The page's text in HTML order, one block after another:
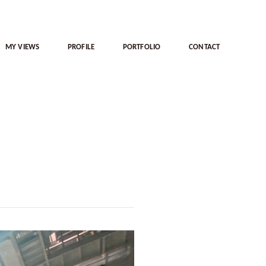
MY VIEWS PROFILE PORTFOLIO CONTACT